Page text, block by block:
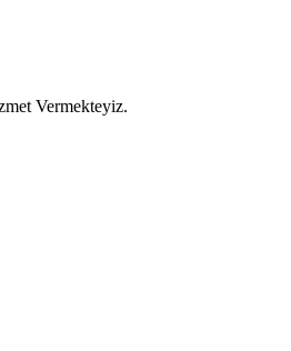
Vermekteyiz.